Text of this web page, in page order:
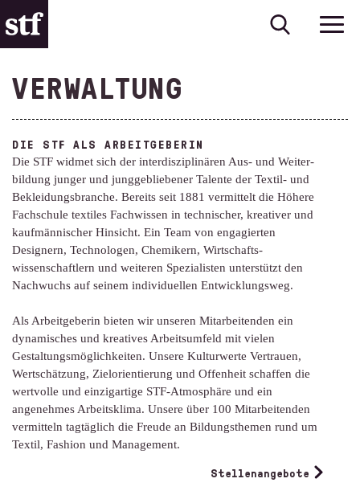
VERWALTUNG
DIE STF ALS ARBEITGEBERIN
Die STF widmet sich der interdiszi­plinären Aus- und Weiter­
bildung junger und jung­gebliebener Talente der Textil- und
Bekleidungs­branche. Bereits seit 1881 vermittelt die Höhere
Fachschule textiles Fachwissen in technischer, kreativer und
kaufmännischer Hinsicht. Ein Team von engagierten
Designern, Technologen, Chemikern, Wirtschafts­
wissenschaftlern und weiteren Spezialisten unterstützt den
Nachwuchs auf seinem individuellen Entwicklungsweg.
Als Arbeitgeberin bieten wir unseren Mitarbeitenden ein
dynamisches und kreatives Arbeits­umfeld mit vielen
Gestaltungs­möglichkeiten. Unsere Kulturwerte Vertrauen,
Wertschätzung, Zielorientierung und Offenheit schaffen die
wertvolle und einzigartige STF-Atmosphäre und ein
angenehmes Arbeitsklima. Unsere über 100 Mitarbeitenden
vermitteln tagtäglich die Freude an Bildungs­themen rund um
Textil, Fashion und Management.
Stellenangebote